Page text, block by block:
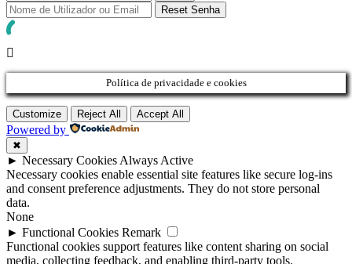
Reset Senha
Política de privacidade e cookies
Customize Reject All Accept All
Powered by
✖
► Necessary Cookies Always Active
Necessary cookies enable essential site features like secure log-ins
and consent preference adjustments. They do not store personal
data.
None
► Functional Cookies Remark
Functional cookies support features like content sharing on social
media, collecting feedback, and enabling third-party tools.